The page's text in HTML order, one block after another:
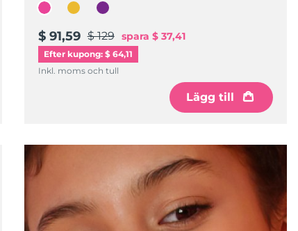
$ 91,59 $ 129 spara $ 37,41
Efter kupong: $ 64,11
Inkl. moms och tull
Lägg till